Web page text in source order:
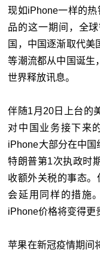
现如iPhone一样的热
品的这一期间，全
国，中国逐渐取代美
等潮流都从中国诞生
世界释放讯息。
伴随1月20日上台的
对中国业务接下来
iPhone大部分在中国
特朗普第1次执政时
收额外关税的事态
会延用同样的措施
iPhone价格将变得更
苹果在新冠疫情期间